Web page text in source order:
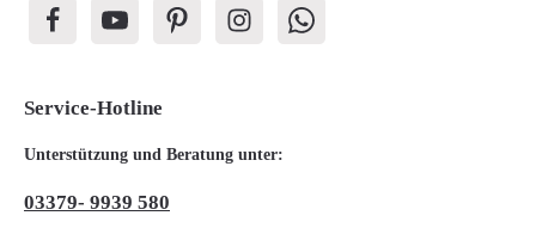
Service-Hotline
Unterstützung und Beratung unter:
03379- 9939 580